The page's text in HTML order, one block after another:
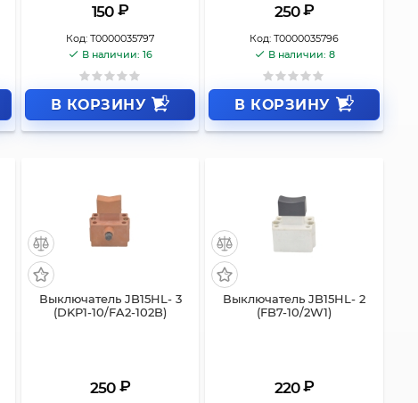
150 ₽
Код: Т0000035797
В наличии: 16
В КОРЗИНУ
250 ₽
Код: Т0000035796
В наличии: 8
В КОРЗИНУ
Выключатель JB15HL- 3
(DKP1-10/FA2-102B)
250 ₽
Выключатель JB15HL- 2
(FB7-10/2W1)
220 ₽